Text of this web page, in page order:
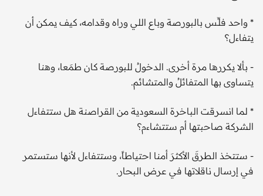
* واحد فلـِّس بالبورصة وباع اللي وراه وقدامه، كيف يمكن أن
يتفاءل؟
- بألا يكررها مرة أخرى. الدخولُ للبورصة كان طمَعا، وهنا
يتساوى بها المتفائلُ والمتشائم.
* لما انسرقت الباخرة السعودية من القراصنة هل ستتفاءل
الشركة صاحبتها أم ستتشاءم؟
- ستتخذ الطرقَ الأكثرَ أمنا احتياطاً، وستتفاءل لأنها ستستمر
في إرسال ناقلاتها في عرض البحار.